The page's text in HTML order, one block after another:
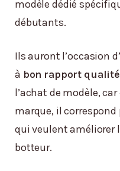
modèle dédié
débutants.
Ils auront l’occasion
à bon rapport
l’achat de modèle,
marque, il
qui veulent améliorer
botteur.